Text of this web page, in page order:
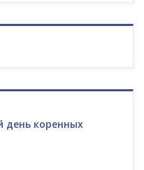
день коренных